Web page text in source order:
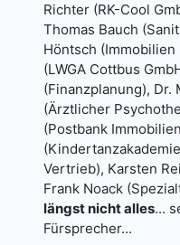
Richter (RK-Cool
Thomas Bauch
Höntsch (Immobilien
(LWGA Cottbus
(Finanzplanung), Dr.
(Ärztlicher
(Postbank
Vertrieb), Karsten
Frank Noack
längst nicht alles...
Fürsprecher...